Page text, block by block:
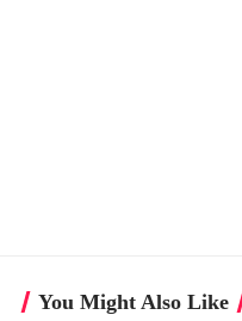
You Might Also Like